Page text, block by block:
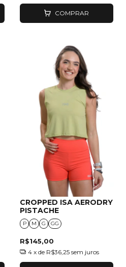
COMPRAR
CROPPED ISA AERODRY
PISTACHE
P M G GG
R$145,00
4 x de R$36,25 sem juros